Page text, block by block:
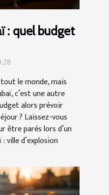
: quel budget
le monde, mais
c’est une autre
alors prévoir
? Laissez-vous
être parés lors d’un
ville d’explosion